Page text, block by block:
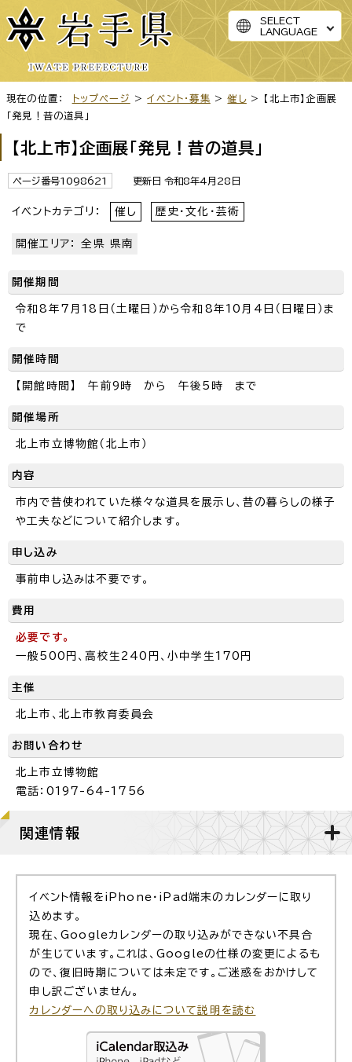
SELECT
LANGUAGE
現在の位置： トップページ >イベント・募集 >催し> 【北上市】企画展
「発見！昔の道具」
【北上市】企画展「発見！昔の道具」
ページ番号1098621 更新日 令和8年4月28日
イベントカテゴリ： 催し 歴史・文化・芸術
開催エリア： 全県 県南
開催期間
令和8年7月18日（土曜日）から令和8年10月4日（日曜日）ま
で
開催時間
【開館時間】 午前9時 から 午後5時 まで
開催場所
北上市立博物館（北上市）
内容
市内で昔使われていた様々な道具を展示し、昔の暮らしの様子
や工夫などについて紹介します。
申し込み
事前申し込みは不要です。
費用
必要です。
一般500円、高校生240円、小中学生170円
主催
北上市、北上市教育委員会
お問い合わせ
北上市立博物館
電話：0197-64-1756
関連情報
イベント情報をiPhone・iPad端末のカレンダーに取り
込めます。
現在、Googleカレンダーの取り込みができない不具合
が生じています。これは、Googleの仕様の変更によるも
ので、復旧時期については未定です。ご迷惑をおかけして
申し訳ございません。
カレンダーへの取り込みについて説明を読む